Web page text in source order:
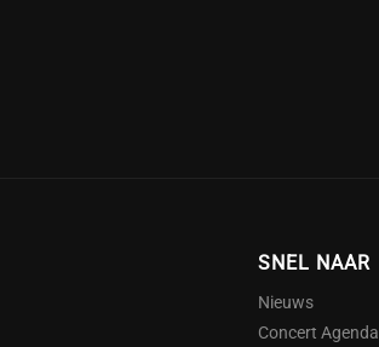
SNEL NAAR
Nieuws
Concert Agenda